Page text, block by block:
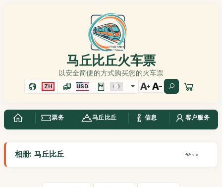
马丘比丘火车票
以安全简便的方式购买您的火车票
ZH USD
票务 马丘比丘 信息 客户服务
相册: 马丘比丘 51K